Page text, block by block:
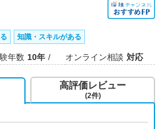
知識・スキルがある
年数 10年 オンライン相談 対応
高評価レビュー
(2件)